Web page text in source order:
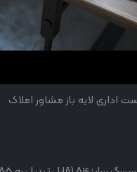
ست اداری لایه باز مشاور املاک